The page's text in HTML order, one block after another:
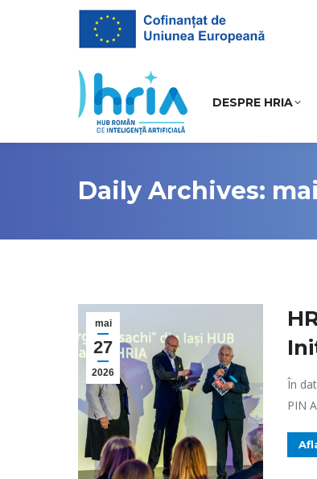
DESPRE HRIA
Daily Archives:
mai
27
2026
În
PIN